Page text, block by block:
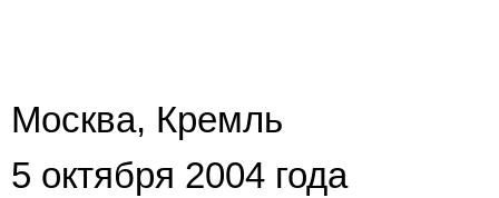
Москва, Кремль
5 октября 2004 года